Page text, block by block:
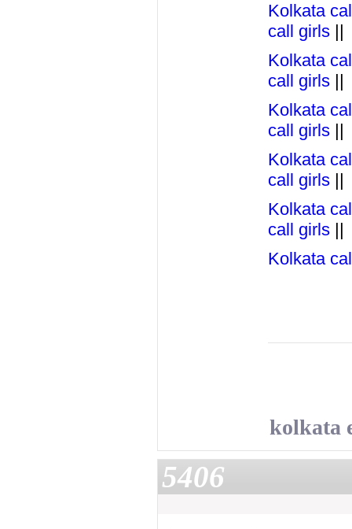
Kolkata
call girls ||
Kolkata
call girls ||
Kolkata
call girls ||
Kolkata
call girls ||
Kolkata
call girls ||
Kolkata
kolkata
5406